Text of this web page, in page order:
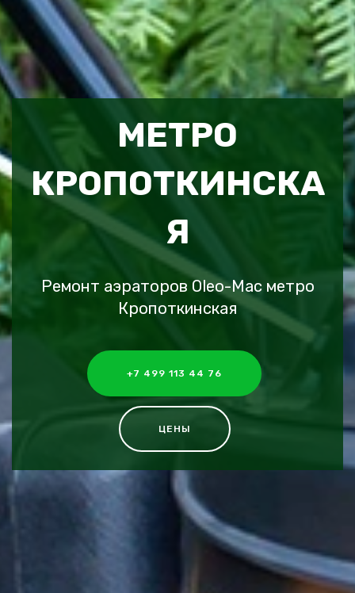
МЕТРО
КРОПОТКИНСКА
Я
Ремонт аэраторов Oleo-Mac метро
Кропоткинская
+7 499 113 44 76
ЦЕНЫ